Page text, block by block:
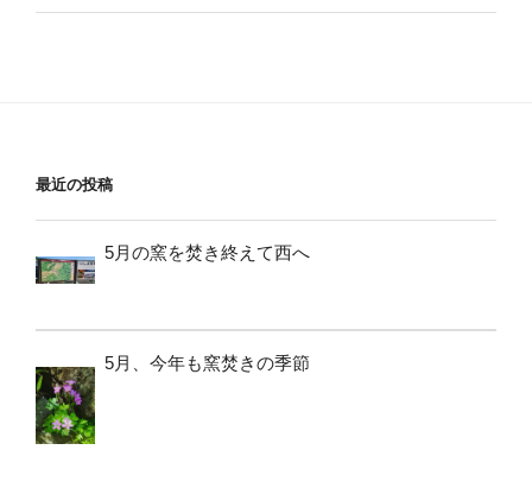
最近の投稿
5月の窯を焚き終えて西へ
5月、今年も窯焚きの季節